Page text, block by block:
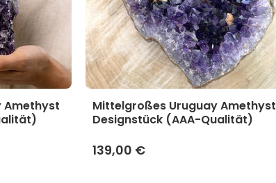
Amethyst
Mittelgroßes Uruguay Amethyst
Designstück (AAA-Qualität)
139,00 €